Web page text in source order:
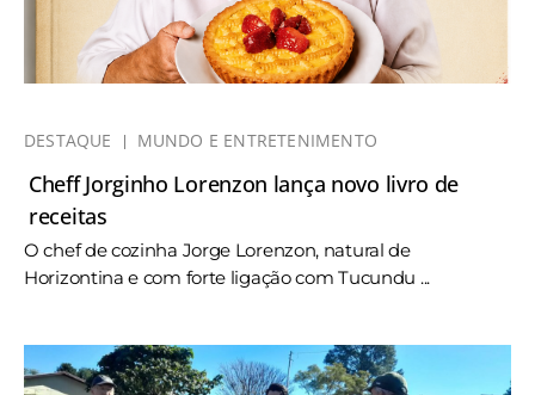
DESTAQUE MUNDO E ENTRETENIMENTO
Cheff Jorginho Lorenzon lança novo livro de
receitas
O chef de cozinha Jorge Lorenzon, natural de
Horizontina e com forte ligação com Tucundu ...